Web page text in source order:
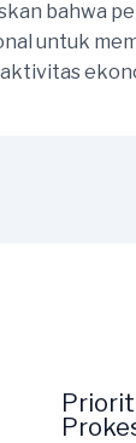
bahwa
untuk